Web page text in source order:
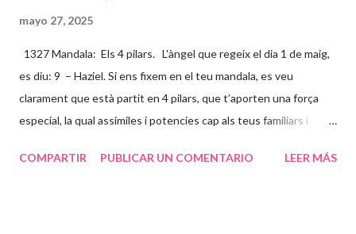
mayo 27, 2025
1327 Mandala: Els 4 pilars. L'àngel que regeix el dia 1 de maig,
es diu: 9 – Haziel. Si ens fixem en el teu mandala, es veu
clarament que està partit en 4 pilars, que t’aporten una força
especial, la qual assimiles i potencies cap als teus familiars i
ésser humà súper excepcional, i molts s’apropen a tu per sentir
COMPARTIR PUBLICAR UN COMENTARIO LEER MÁS